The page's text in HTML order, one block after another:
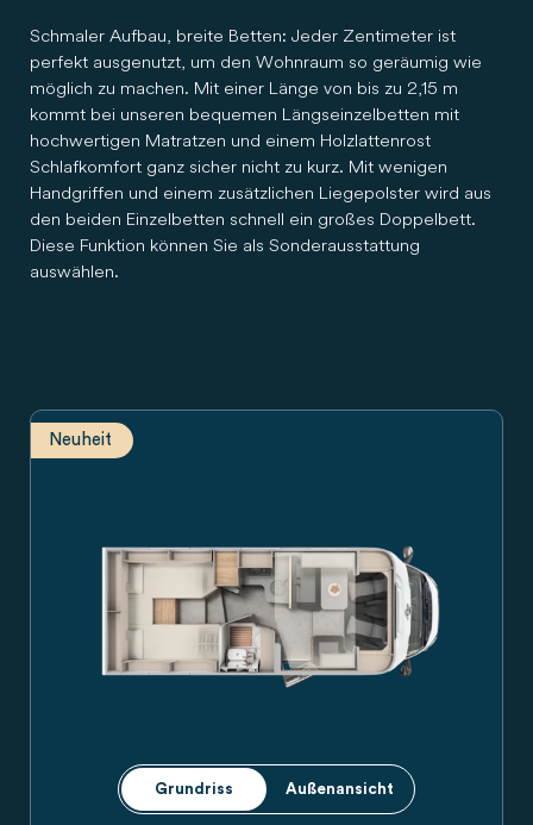
Schmaler Aufbau, breite Betten: Jeder Zentimeter ist
perfekt ausgenutzt, um den Wohnraum so geräumig wie
möglich zu machen. Mit einer Länge von bis zu 2,15 m
kommt bei unseren bequemen Längseinzelbetten mit
hochwertigen Matratzen und einem Holzlattenrost
Schlafkomfort ganz sicher nicht zu kurz. Mit wenigen
Handgriffen und einem zusätzlichen Liegepolster wird aus
den beiden Einzelbetten schnell ein großes Doppelbett.
Diese Funktion können Sie als Sonderausstattung
auswählen.
Grundriss Außenansicht
Neuheit